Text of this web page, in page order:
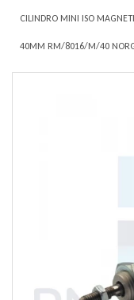
CILINDRO MINI ISO
40MM RM/8016/M/40